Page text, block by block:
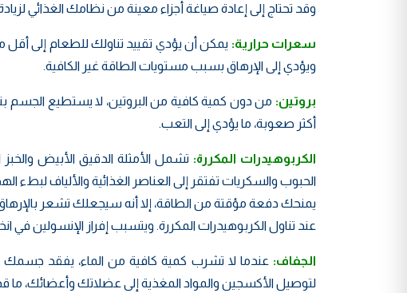
وقد تحتاج إلى إعادة صياغة أجزاء معينة من نظامك الغذائي
سعرات حرارية:
ويؤدي إلى الإرهاق بسبب مستويات الطاقة غير الكافية.
بروتين: من دون كمية كافية من البروتين، لا يستطيع الجسم
أكثر صعوبة، ما يؤدي إلى التعب.
الكربوهيدرات المكررة: تشمل الأمثلة الدقيق الأبيض
الحبوب والسكريات تفتقر إلى العناصر الغذائية والألياف
يمنحك دفعة مؤقتة من الطاقة، إلا أنه سيجعلك تشعر
عند تناول الكربوهيدرات المكررة. ويتسبب إفراز الإنسولين
الجفاف: عندما لا تشرب كمية كافية من الماء، يفقد
لتوصيل الأكسجين والمواد المغذية إلى عضلاتك وأعضائك، ما